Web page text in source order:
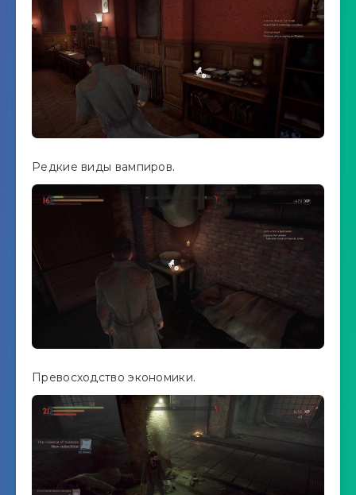
Редкие виды вампиров.
Превосходство экономики.